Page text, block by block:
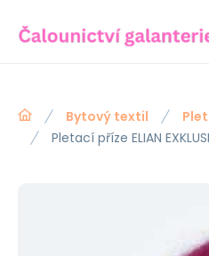
Bytový textil
Pletací příze ELIAN